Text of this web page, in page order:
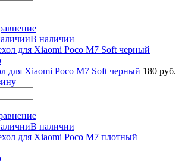
В наличии
для Xiaomi Poco M7 Soft черный 180 руб.
В наличии